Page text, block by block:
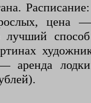
цена
лучший
аренда